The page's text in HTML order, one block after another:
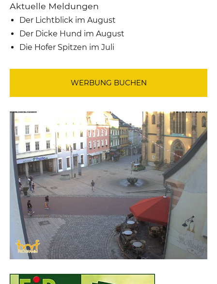
Aktuelle Meldungen
Der Lichtblick im August
Der Dicke Hund im August
Die Hofer Spitzen im Juli
WERBUNG BUCHEN